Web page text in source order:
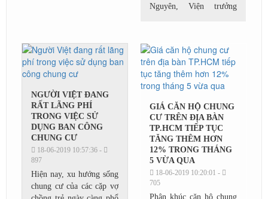
Nguyên, Viện trưởng
Cafe Xanh với chủ đề
Trường...
NGƯỜI VIỆT ĐANG
RẤT LÃNG PHÍ
TRONG VIỆC SỬ
DỤNG BAN CÔNG
CHUNG CƯ
18-06-2019 10:57:36 -
897
Hiện nay, xu hướng sống
chung cư của các cặp vợ
GIÁ CĂN HỘ CHUNG
CƯ TRÊN ĐỊA BÀN
TP.HCM TIẾP TỤC
TĂNG THÊM HƠN
12% TRONG THÁNG
5 VỪA QUA
18-06-2019 10:20:01 -
705
Phân khúc căn hộ chung